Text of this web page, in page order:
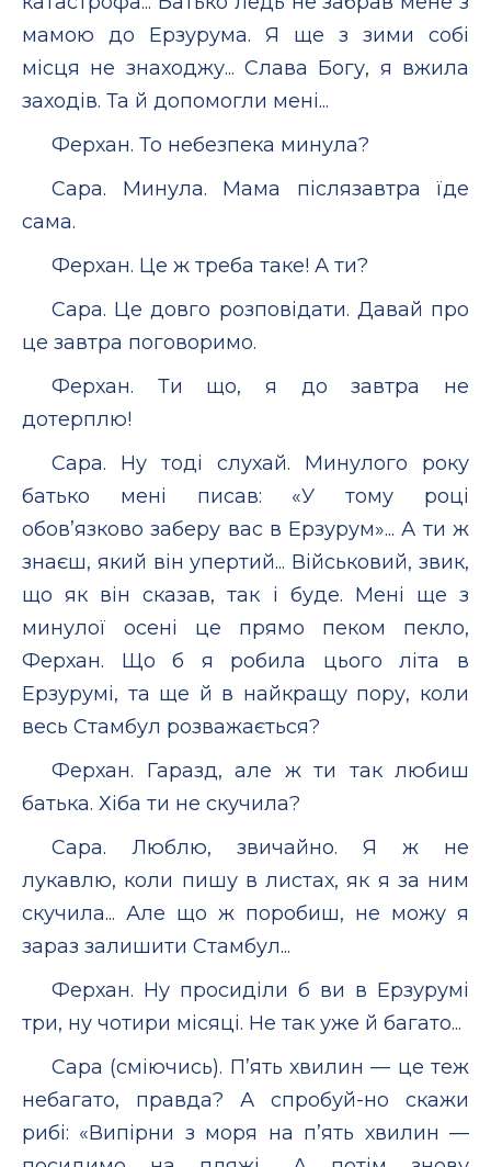
мамою до Ерзурума. Я ще з зими собі
місця не знаходжу... Слава Богу, я вжила
заходів. Та й допомогли мені...
Ферхан. То небезпека минула?
Сара. Минула. Мама післязавтра їде
сама.
Ферхан. Це ж треба таке! А ти?
Сара. Це довго розповідати. Давай про
це завтра поговоримо.
Ферхан. Ти що, я до завтра не
дотерплю!
Сара. Ну тоді слухай. Минулого року
батько мені писав: «У тому році
обов’язково заберу вас в Ерзурум»... А ти ж
знаєш, який він упертий... Військовий, звик,
що як він сказав, так і буде. Мені ще з
минулої осені це прямо пеком пекло,
Ферхан. Що б я робила цього літа в
Ерзурумі, та ще й в найкращу пору, коли
весь Стамбул розважається?
Ферхан. Гаразд, але ж ти так любиш
батька. Хіба ти не скучила?
Сара. Люблю, звичайно. Я ж не
лукавлю, коли пишу в листах, як я за ним
скучила... Але що ж поробиш, не можу я
зараз залишити Стамбул...
Ферхан. Ну просиділи б ви в Ерзурумі
три, ну чотири місяці. Не так уже й багато...
Сара (сміючись). П’ять хвилин — це теж
небагато, правда? А спробуй-но скажи
рибі: «Випірни з моря на п’ять хвилин —